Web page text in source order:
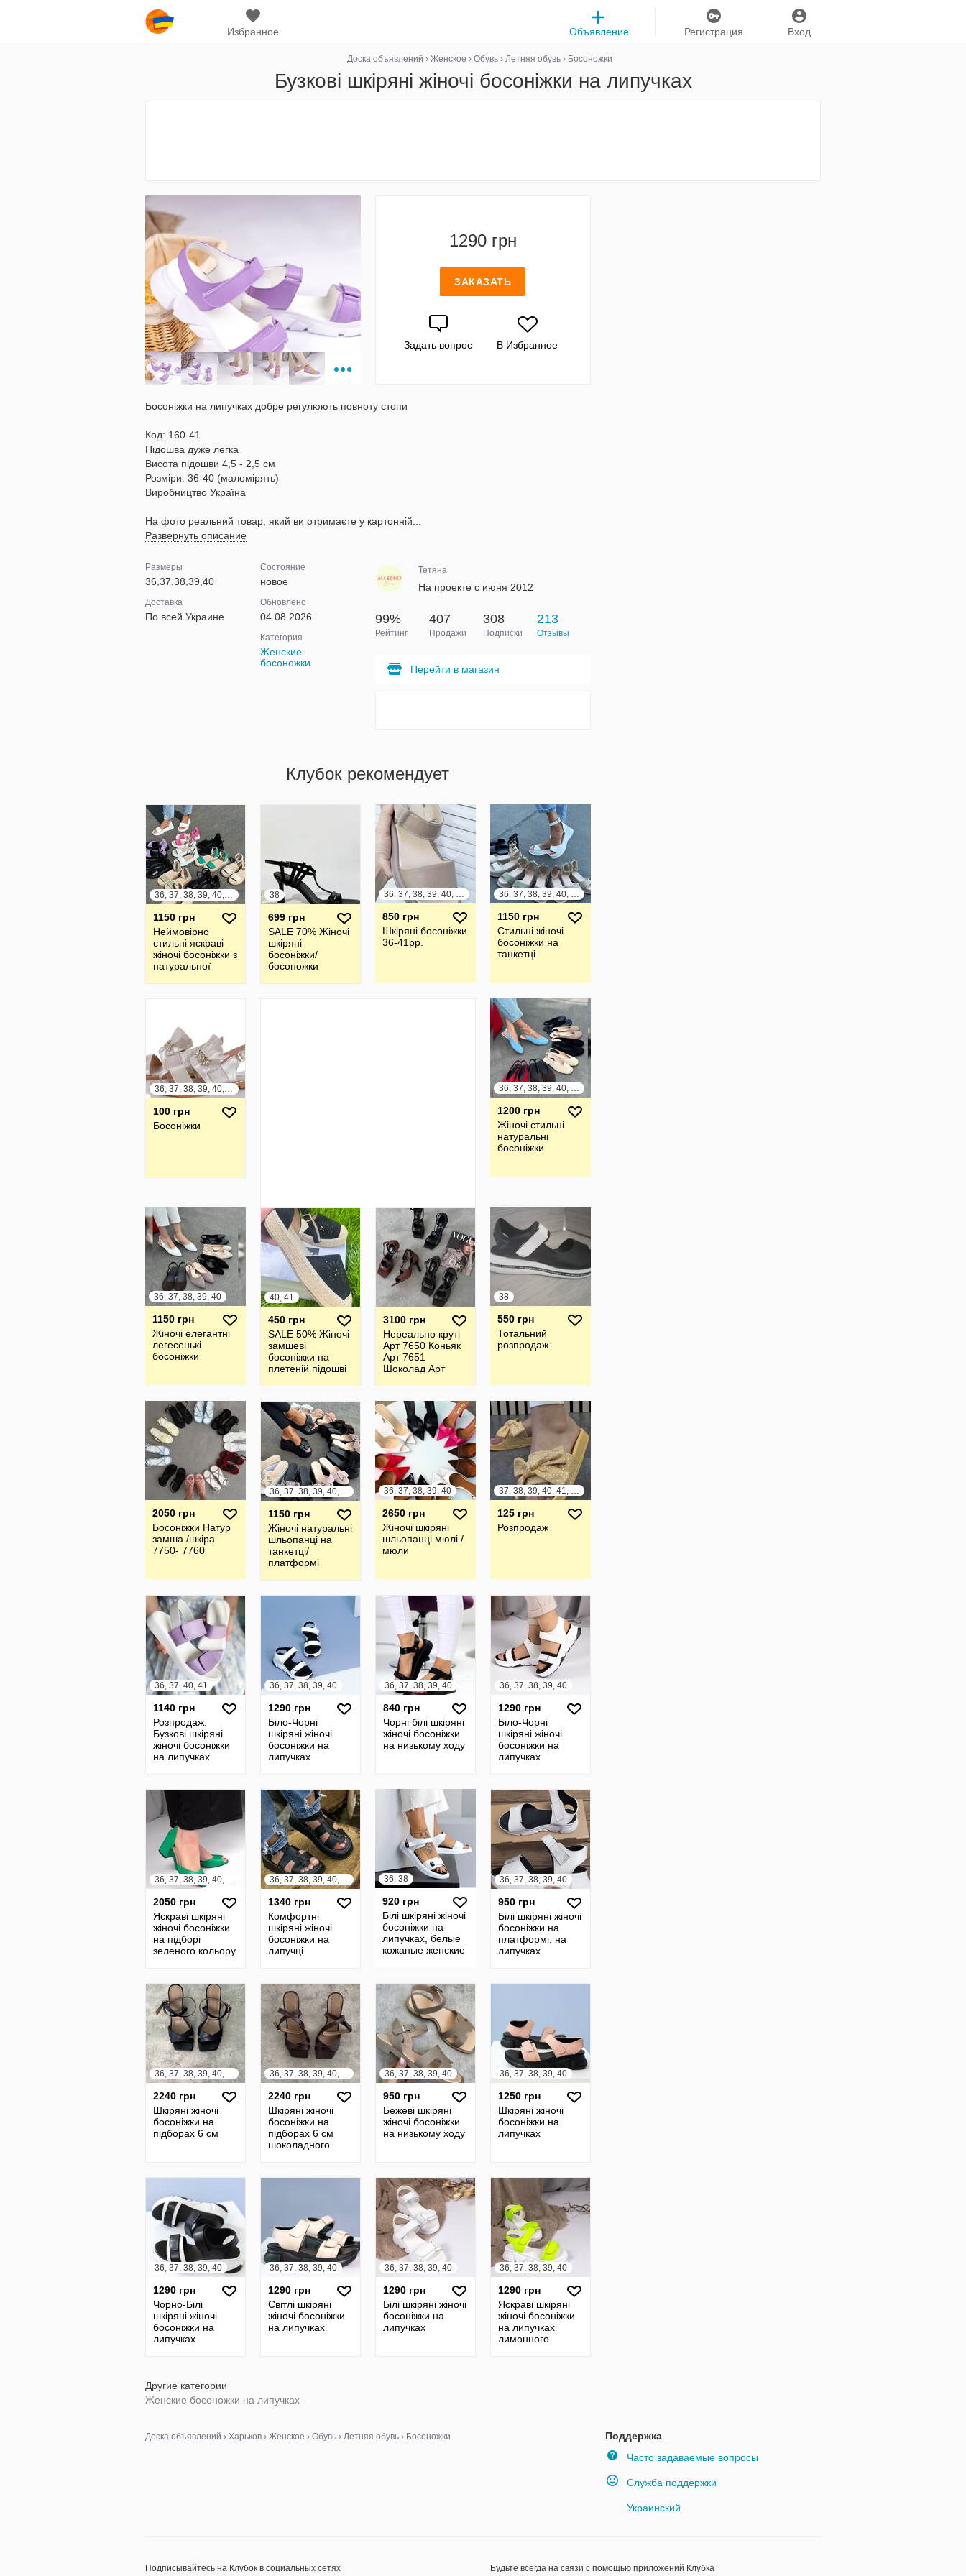
Избранное Вход
Регистрация
Объявление
Доска объявлений › Женское › Обувь› Летняя обувь› Босоножки
Бузкові шкіряні жіночі босоніжки на липучках
1290 грн
ЗАКАЗАТЬ
Задать вопрос В Избранное
Босоніжки на липучках добре регулюють повноту стопи
Код: 160-41
Підошва дуже легка
Висота підошви 4,5 - 2,5 см
Розміри: 36-40 (маломірять)
Виробництво Україна
На фото реальний товар, який ви отримаєте у картонній...
Развернуть описание
Размеры
36,37,38,39,40
Доставка
По всей Украине
Состояние
новое
Обновлено
04.08.2026
Категория
Женские
босоножки
Тетяна
На проекте с июня 2012
99%
Рейтинг
407
Продажи
308
Подписки
213
Отзывы
Перейти в магазин
Клубок рекомендует
36, 37, 38, 39, 40, 41
1150 грн
Неймовірно
стильні яскраві
жіночі босоніжки з
натуральної
38
699 грн
SALE 70% Жіночі
шкіряні
босоніжки/
босоножки
36, 37, 38, 39, 40, 41
850 грн
Шкіряні босоніжки
36-41рр.
36, 37, 38, 39, 40, 41
1150 грн
Стильні жіночі
босоніжки на
танкетці
36, 37, 38, 39, 40, 41
100 грн
Босоніжки
36, 37, 38, 39, 40, 41
1200 грн
Жіночі стильні
натуральні
босоніжки
36, 37, 38, 39, 40
1150 грн
Жіночі елегантні
легесенькі
босоніжки
40, 41
450 грн
SALE 50% Жіночі
замшеві
босоніжки на
плетеній підошві
3100 грн
Нереально круті
Арт 7650 Коньяк
Арт 7651
Шоколад Арт
LIRIO
38
550 грн
Тотальний
розпродаж
2050 грн
Босоніжки Натур
замша /шкіра
7750- 7760
36, 37, 38, 39, 40, 41
1150 грн
Жіночі натуральні
шльопанці на
танкетці/
платформі
36, 37, 38, 39, 40
2650 грн
Жіночі шкіряні
шльопанці мюлі /
мюли
37, 38, 39, 40, 41, 42
125 грн
Розпродаж
36, 37, 40, 41
1140 грн
Розпродаж.
Бузкові шкіряні
жіночі босоніжки
на липучках
36, 37, 38, 39, 40
1290 грн
Біло-Чорні
шкіряні жіночі
босоніжки на
липучках
36, 37, 38, 39, 40
840 грн
Чорні білі шкіряні
жіночі босоніжки
на низькому ходу
36, 37, 38, 39, 40
1290 грн
Біло-Чорні
шкіряні жіночі
босоніжки на
липучках
36, 37, 38, 39, 40, 41
2050 грн
Яскраві шкіряні
жіночі босоніжки
на підборі
зеленого кольору
36, 37, 38, 39, 40, 41
1340 грн
Комфортні
шкіряні жіночі
босоніжки на
липучці
36, 38
920 грн
Білі шкіряні жіночі
босоніжки на
липучках, белые
кожаные женские
36, 37, 38, 39, 40
950 грн
Білі шкіряні жіночі
босоніжки на
платформі, на
липучках
36, 37, 38, 39, 40, 41
2240 грн
Шкіряні жіночі
босоніжки на
підборах 6 см
36, 37, 38, 39, 40, 41
2240 грн
Шкіряні жіночі
босоніжки на
підборах 6 см
шоколадного
36, 37, 38, 39, 40
950 грн
Бежеві шкіряні
жіночі босоніжки
на низькому ходу
36, 37, 38, 39, 40
1250 грн
Шкіряні жіночі
босоніжки на
липучках
36, 37, 38, 39, 40
1290 грн
Чорно-Білі
шкіряні жіночі
босоніжки на
липучках
36, 37, 38, 39, 40
1290 грн
Світлі шкіряні
жіночі босоніжки
на липучках
36, 37, 38, 39, 40
1290 грн
Білі шкіряні жіночі
босоніжки на
липучках
36, 37, 38, 39, 40
1290 грн
Яскраві шкіряні
жіночі босоніжки
на липучках
лимонного
Другие категории
Женские босоножки на липучках
Поддержка
Часто задаваемые вопросы
Служба поддержки
Украинский
Доска объявлений › Харьков › Женское › Обувь › Летняя обувь › Босоножки
Подписывайтесь на Клубок в социальных сетях Будьте всегда на связи с помощью приложений Клубка